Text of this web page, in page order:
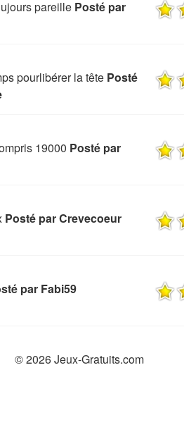
pareille Posté par
pourlibérer la tête Posté
19000 Posté par
Posté par Crevecoeur
par Fabi59
© 2026 Jeux-Gratuits.com